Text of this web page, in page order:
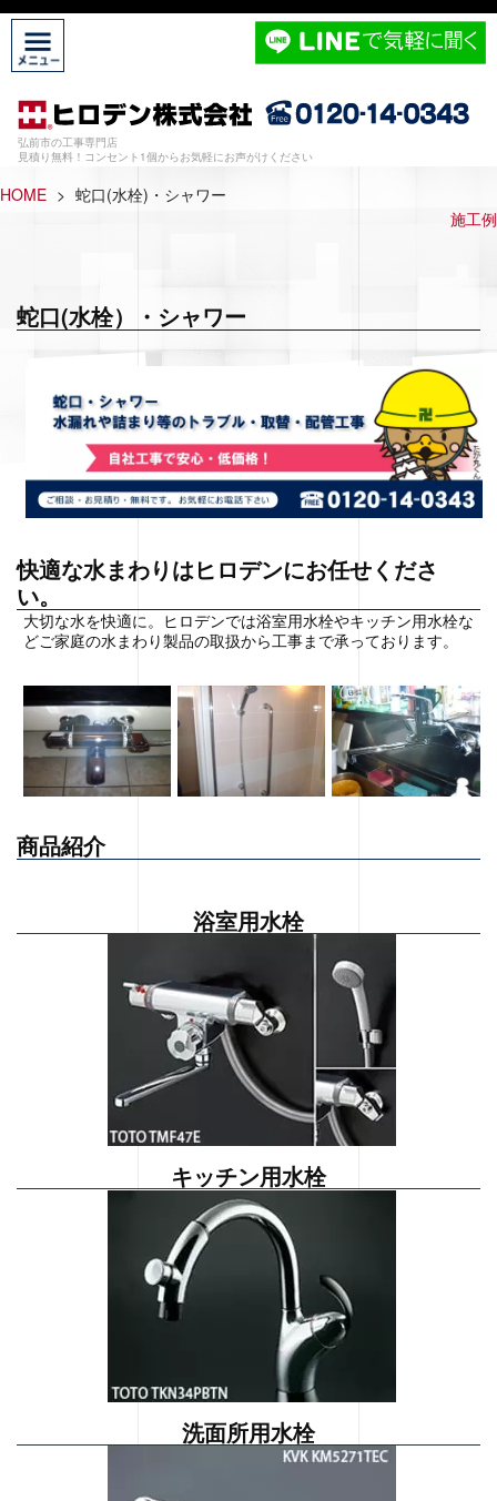
弘前市の工事専門店
見積り無料！コンセント1個からお気軽にお声がけください
HOME > 蛇口(水栓)・シャワー
施工例
蛇口(水栓）・シャワー
快適な水まわりはヒロデンにお任せくださ
い。
大切な水を快適に。ヒロデンでは浴室用水栓やキッチン用水栓な
どご家庭の水まわり製品の取扱から工事まで承っております。
商品紹介
浴室用水栓
キッチン用水栓
洗面所用水栓